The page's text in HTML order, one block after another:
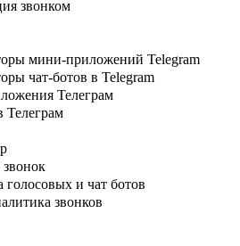
звонком
мини-приложений Telegram
чат-ботов в Telegram
Телеграм
Телеграм
голосовых и чат ботов
звонков